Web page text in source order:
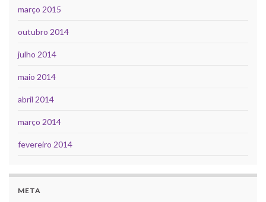
março 2015
outubro 2014
julho 2014
maio 2014
abril 2014
março 2014
fevereiro 2014
META